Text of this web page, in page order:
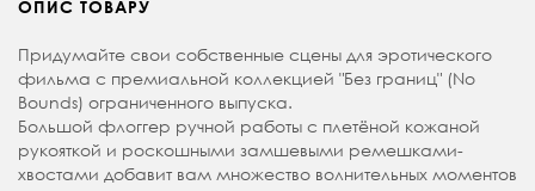
ОПИС ТОВАРУ
Придумайте свои собственные сцены для эротического
фильма с премиальной коллекцией "Без границ" (No
Bounds) ограниченного выпуска.
Большой флоггер ручной работы с плетёной кожаной
рукояткой и роскошными замшевыми ремешками-
хвостами добавит вам множество волнительных моментов